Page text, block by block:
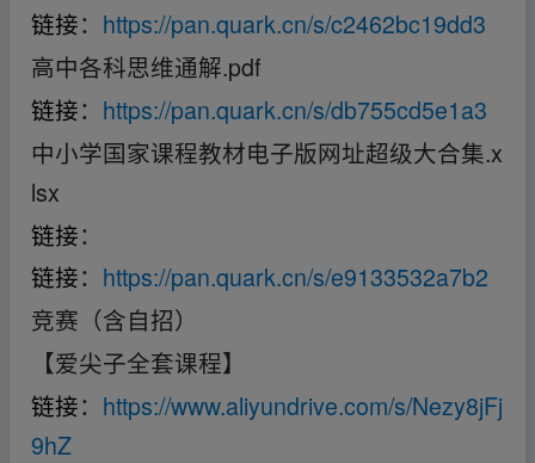
链接： https://pan.quark.cn/s/c2462bc19dd3
高中各科思维通解.pdf
链接： https://pan.quark.cn/s/db755cd5e1a3
中小学国家课程教材电子版网址超级大合集.x
lsx
链接：
链接： https://pan.quark.cn/s/e9133532a7b2
竞赛（含自招）
【爱尖子全套课程】
链接： https://www.aliyundrive.com/s/Nezy8jFj
9hZ